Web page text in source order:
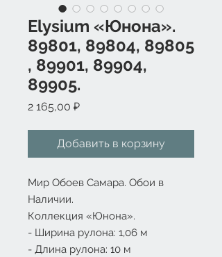
Elysium «Юнона».
89801, 89804, 89805
, 89901, 89904,
89905.
2 165,00 ₽Цена
Добавить в корзину
Мир Обоев Самара. Обои в
Наличии.
Коллекция «Юнона».
- Ширина рулона: 1,06 м
- Длина рулона: 10 м